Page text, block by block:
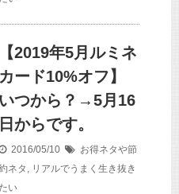
【2019年5月ルミネ
カード10%オフ】
いつから？→5月16
日からです。
2016/05/10
お得ネタや節
ネタ , リアルでうまく生き抜き
たい